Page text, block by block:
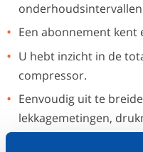
Een abonnement kent
U hebt inzicht in de
compressor.
Eenvoudig uit te
lekkagemetingen,